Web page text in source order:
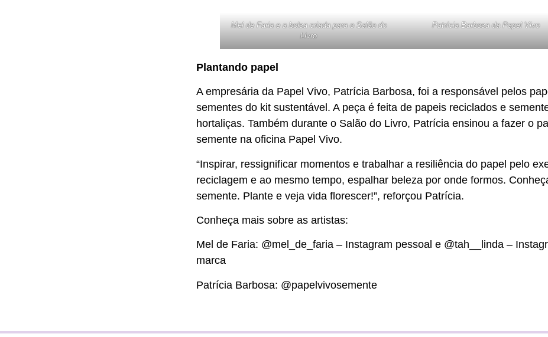
Mel de Faria e a bolsa criada para o Salão do
Livro
Patrícia Barbosa da Papel Vivo
Plantando papel
A empresária da Papel Vivo, Patrícia Barbosa, foi a responsável pelos
sementes do kit sustentável. A peça é feita de papeis reciclados e
hortaliças. Também durante o Salão do Livro, Patrícia ensinou a fazer o
semente na oficina Papel Vivo.
“Inspirar, ressignificar momentos e trabalhar a resiliência do papel pelo
reciclagem e ao mesmo tempo, espalhar beleza por onde formos.
semente. Plante e veja vida florescer!”, reforçou Patrícia.
Conheça mais sobre as artistas:
Mel de Faria: @mel_de_faria – Instagram pessoal e @tah__linda –
marca
Patrícia Barbosa: @papelvivosemente